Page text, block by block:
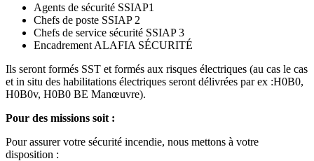
Agents de sécurité SSIAP1
Chefs de poste SSIAP 2
Chefs de service sécurité SSIAP 3
Encadrement ALAFIA SÉCURITÉ
Ils seront formés SST et formés aux risques électriques (au cas le cas
et in situ des habilitations électriques seront délivrées par ex :H0B0,
H0B0v, H0B0 BE Manœuvre).
Pour des missions soit :
Pour assurer votre sécurité incendie, nous mettons à votre
disposition :